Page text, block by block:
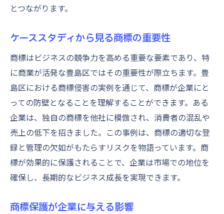
とつながります。
ケーススタディから見る商標の重要性
商標はビジネスの競争力を高める重要な要素であり、特
に商業が活発な豊島区ではその重要性が際立ちます。豊
島区における商標侵害の実例を通じて、商標が企業にと
っての防壁となることを理解することができます。ある
企業は、独自の商標を他社に模倣され、消費者の混乱や
売上の低下を招きました。この事例は、商標の適切な登
録と管理の欠如がもたらすリスクを物語っています。商
標が効果的に保護されることで、企業は市場での地位を
確保し、長期的なビジネス成長を実現できます。
商標保護が企業に与える影響